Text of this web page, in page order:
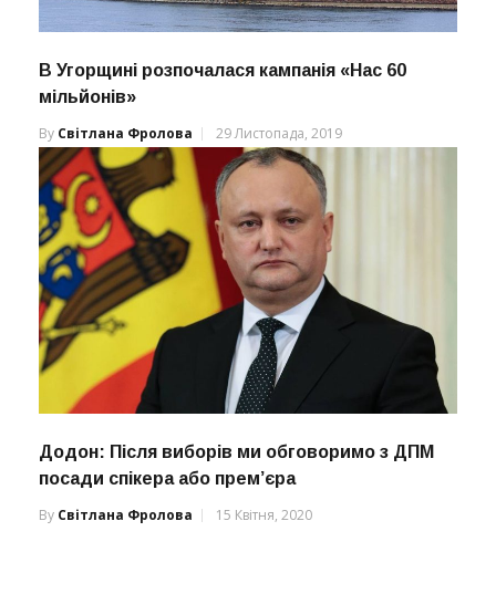
В Угорщині розпочалася кампанія «Нас 60
мільйонів»
By Світлана Фролова 29 Листопада, 2019
Додон: Після виборів ми обговоримо з ДПМ
посади спікера або прем’єра
By Світлана Фролова 15 Квітня, 2020